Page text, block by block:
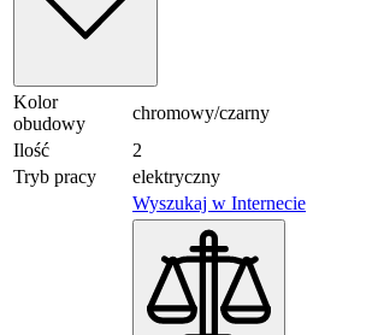
Kolor
obudowy
chromowy/czarny
Ilość
2
Tryb pracy
elektryczny
Wyszukaj w Internecie